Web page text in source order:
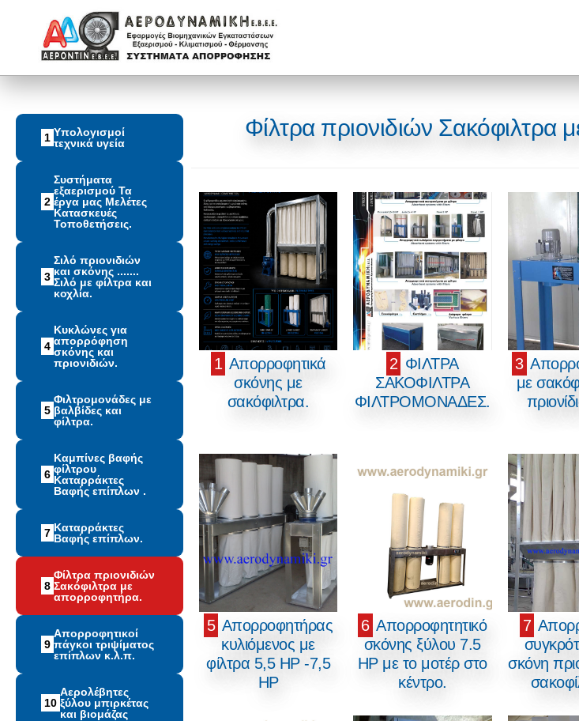
1 Υπολογισμοί
τεχνικά υγεία
2
Συστήματα
εξαερισμού Τα
έργα μας Μελέτες
Κατασκευές
Τοποθετήσεις.
3
Σιλό πριονιδιών
και σκόνης .......
Σιλό με φίλτρα και
κοχλία.
4
Κυκλώνες για
απορρόφηση
σκόνης και
πριονιδιών.
5
Φιλτρομονάδες με
βαλβίδες και
φίλτρα.
6
Καμπίνες βαφής
φίλτρου
Καταρράκτες
Βαφής επίπλων .
7 Καταρράκτες
Βαφής επίπλων.
8
Φίλτρα πριονιδιών
Σακόφιλτρα με
απορροφητήρα.
9
Απορροφητικοί
πάγκοι τριψίματος
επίπλων κ.λ.π.
10
Αερολέβητες
ξύλου μπιρκέτας
και βιομάζας
Φίλτρα πριονιδιών Σακόφιλτρα
1 Απορροφητικά
σκόνης με
σακόφιλτρα.
2 ΦΙΛΤΡΑ
ΣΑΚΟΦΙΛΤΡΑ
ΦΙΛΤΡΟΜΟΝΑΔΕΣ.
3
με
5 Απορροφητήρας
κυλιόμενος με
φίλτρα 5,5 ΗΡ -7,5
ΗΡ
6 Απορροφητητικό
σκόνης ξύλου 7.5
HP με το μοτέρ στο
κέντρο.
7
σκόνη